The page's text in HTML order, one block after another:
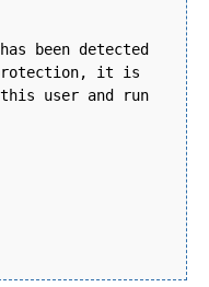
been detected
protection, it is
this user and run